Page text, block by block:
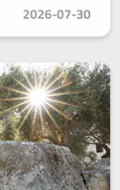
2026-07-30